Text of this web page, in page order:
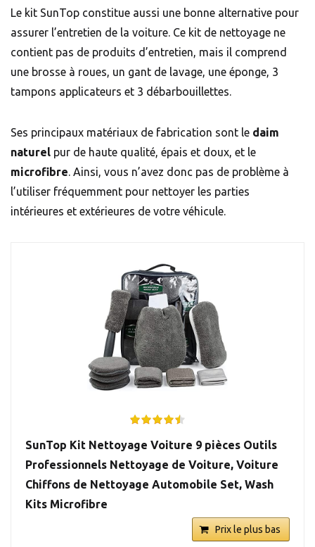
Le kit SunTop constitue aussi une bonne alternative pour
assurer l’entretien de la voiture. Ce kit de nettoyage ne
contient pas de produits d’entretien, mais il comprend
une brosse à roues, un gant de lavage, une éponge, 3
tampons applicateurs et 3 débarbouillettes.
Ses principaux matériaux de fabrication sont le daim
naturel pur de haute qualité, épais et doux, et le
microfibre. Ainsi, vous n’avez donc pas de problème à
l’utiliser fréquemment pour nettoyer les parties
intérieures et extérieures de votre véhicule.
SunTop Kit Nettoyage Voiture 9 pièces Outils
Professionnels Nettoyage de Voiture, Voiture
Chiffons de Nettoyage Automobile Set, Wash
Kits Microfibre
Prix le plus bas